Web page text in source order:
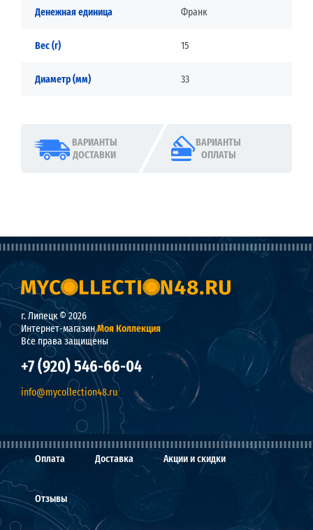
Денежная единица Франк
Вес (г) 15
Диаметр (мм) 33
ВАРИАНТЫ
ДОСТАВКИ
ВАРИАНТЫ
ОПЛАТЫ
г. Липецк © 2026
Интернет-магазинМоя Коллекция
Все права защищены
+7 (920) 546-66-04
info@mycollection48.ru
Оплата Доставка Акции и скидки
Отзывы